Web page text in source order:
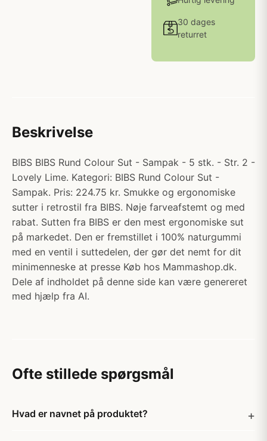
30 dages
returret
Beskrivelse
BIBS BIBS Rund Colour Sut - Sampak - 5 stk. - Str. 2 -
Lovely Lime. Kategori: BIBS Rund Colour Sut -
Sampak. Pris: 224.75 kr. Smukke og ergonomiske
sutter i retrostil fra BIBS. Nøje farveafstemt og med
rabat. Sutten fra BIBS er den mest ergonomiske sut
på markedet. Den er fremstillet i 100% naturgummi
med en ventil i suttedelen, der gør det nemt for dit
minimenneske at presse Køb hos Mammashop.dk.
Dele af indholdet på denne side kan være genereret
med hjælp fra AI.
Ofte stillede spørgsmål
Hvad er navnet på produktet?